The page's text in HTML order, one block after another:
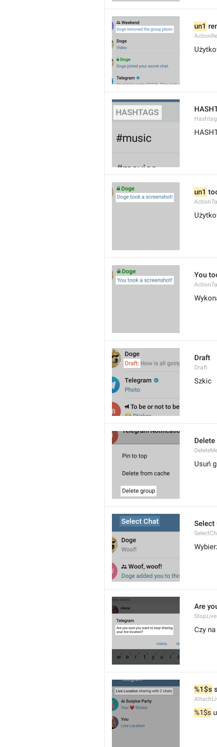
un1
un1
You
Draft
Draft
Szkic
Usuń
Select
Are
Czy
%1$s
%1$s